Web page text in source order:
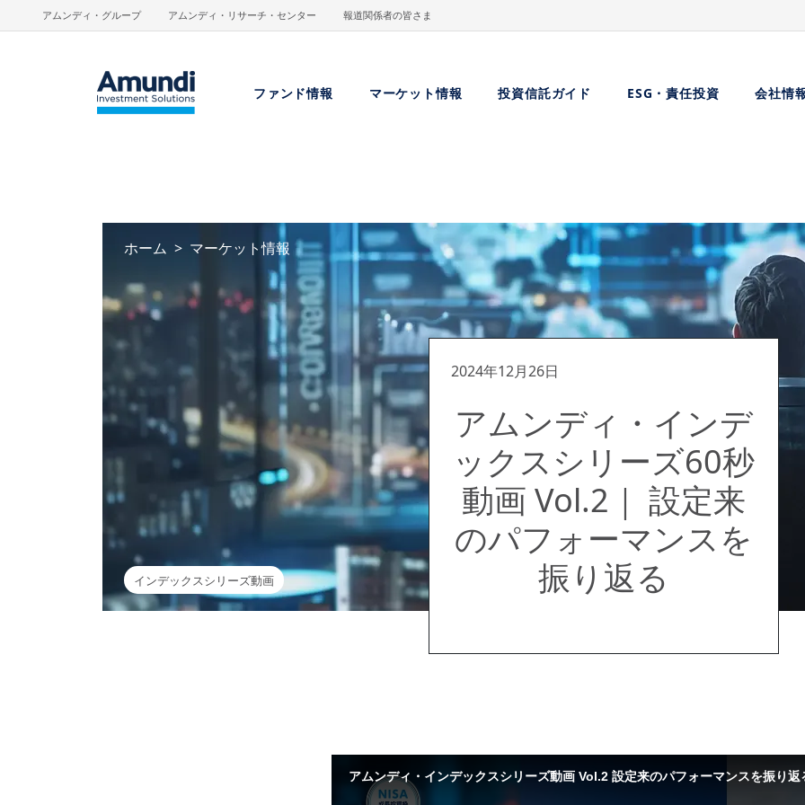
メインコンテンツに移動
アムンディ・グループ アムンディ・リサーチ・センター 報道関係者の皆さま
ファンド情報 マーケット情報 投資信託ガイド ESG・責任投資 会社情
ホーム マーケット情報
インデックスシリーズ動画
2024年12月26日
アムンディ・インデ
ックスシリーズ60秒
動画 Vol.2｜ 設定来
のパフォーマンスを
振り返る
アムンディ・インデックスシリーズ動画 Vol.2 設定来のパフォーマンスを振り返